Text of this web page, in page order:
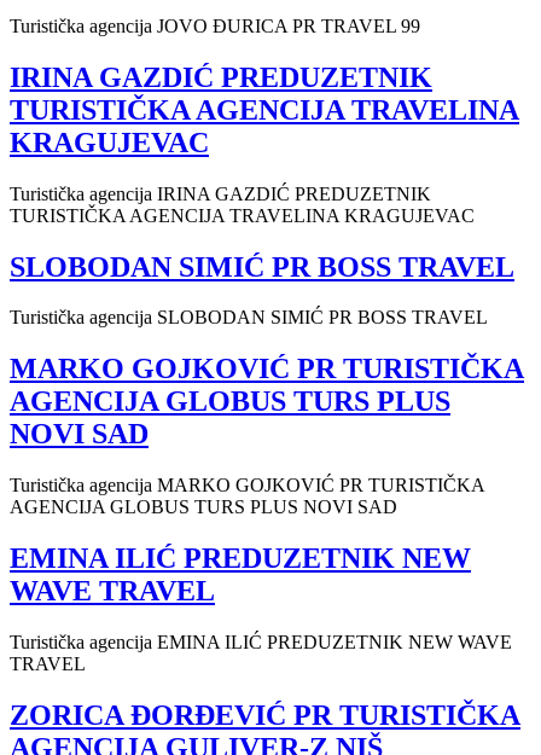
Turistička agencija JOVO ĐURICA PR TRAVEL 99
IRINA GAZDIĆ PREDUZETNIK
TURISTIČKA AGENCIJA TRAVELINA
KRAGUJEVAC
Turistička agencija IRINA GAZDIĆ PREDUZETNIK
TURISTIČKA AGENCIJA TRAVELINA KRAGUJEVAC
SLOBODAN SIMIĆ PR BOSS TRAVEL
Turistička agencija SLOBODAN SIMIĆ PR BOSS TRAVEL
MARKO GOJKOVIĆ PR TURISTIČKA
AGENCIJA GLOBUS TURS PLUS
NOVI SAD
Turistička agencija MARKO GOJKOVIĆ PR TURISTIČKA
AGENCIJA GLOBUS TURS PLUS NOVI SAD
EMINA ILIĆ PREDUZETNIK NEW
WAVE TRAVEL
Turistička agencija EMINA ILIĆ PREDUZETNIK NEW WAVE
TRAVEL
ZORICA ĐORĐEVIĆ PR TURISTIČKA
AGENCIJA GULIVER-Z NIŠ